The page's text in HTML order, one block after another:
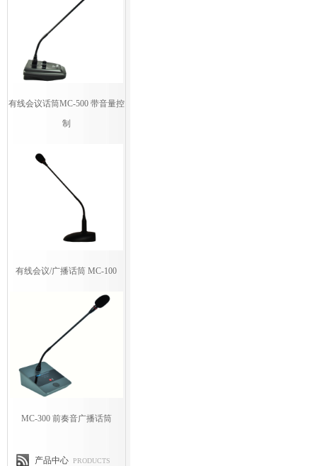
有线会议话筒MC-500 带音量控
制
有线会议/广播话筒 MC-100
MC-300 前奏音广播话筒
产品中心 PRODUCTS